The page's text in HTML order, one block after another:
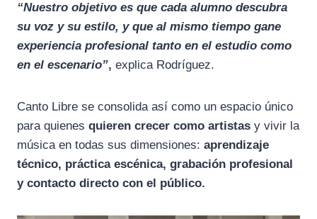
“Nuestro objetivo es que cada alumno descubra
su voz y su estilo, y que al mismo tiempo gane
experiencia profesional tanto en el estudio como
en el escenario”, explica Rodríguez.
Canto Libre se consolida así como un espacio único
para quienes quieren crecer como artistas y vivir la
música en todas sus dimensiones: aprendizaje
técnico, práctica escénica, grabación profesional
y contacto directo con el público.